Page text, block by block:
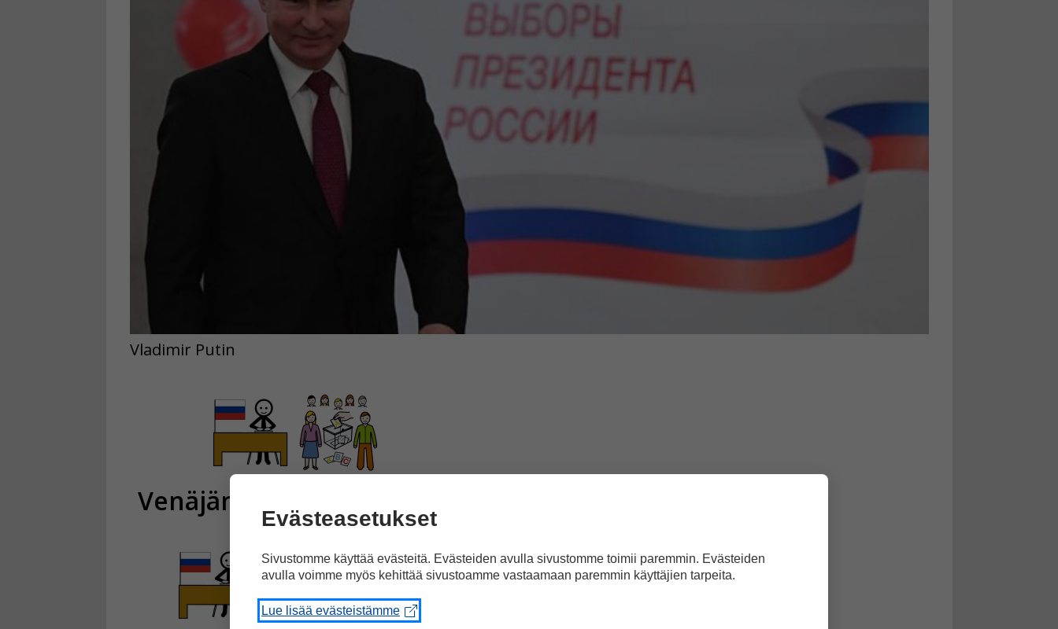
Venäjän presidentinvaalit
Vladimir Putin
Evästeasetukset
Sivustomme käyttää evästeitä. Evästeiden avulla sivustomme toimii paremmin. Evästeiden
avulla voimme myös kehittää sivustoamme vastaamaan paremmin käyttäjien tarpeita.
Lue lisää evästeistämme